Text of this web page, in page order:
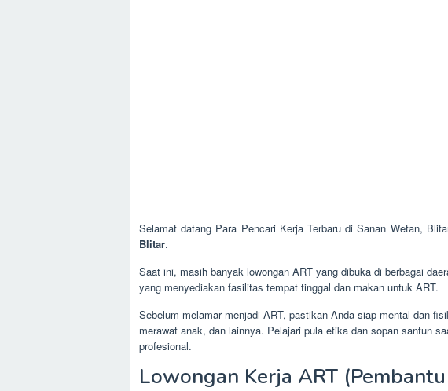
Selamat datang Para Pencari Kerja Terbaru di Sanan Wetan,
Blitar.
Saat ini, masih banyak lowongan ART yang dibuka di berbagai
yang menyediakan fasilitas tempat tinggal dan makan untuk ART.
Sebelum melamar menjadi ART, pastikan Anda siap mental dan
merawat anak, dan lainnya. Pelajari pula etika dan sopan santun
profesional.
Lowongan Kerja ART